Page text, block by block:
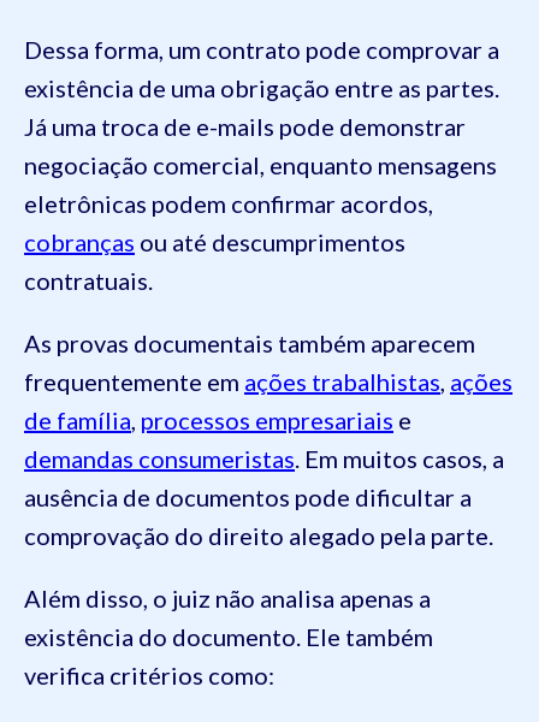
Dessa forma, um contrato pode comprovar a
existência de uma obrigação entre as partes.
Já uma troca de e-mails pode demonstrar
negociação comercial, enquanto mensagens
eletrônicas podem confirmar acordos,
cobranças ou até descumprimentos
contratuais.
As provas documentais também aparecem
frequentemente em ações trabalhistas, ações
de família, processos empresariais e
demandas consumeristas. Em muitos casos, a
ausência de documentos pode dificultar a
comprovação do direito alegado pela parte.
Além disso, o juiz não analisa apenas a
existência do documento. Ele também
verifica critérios como: